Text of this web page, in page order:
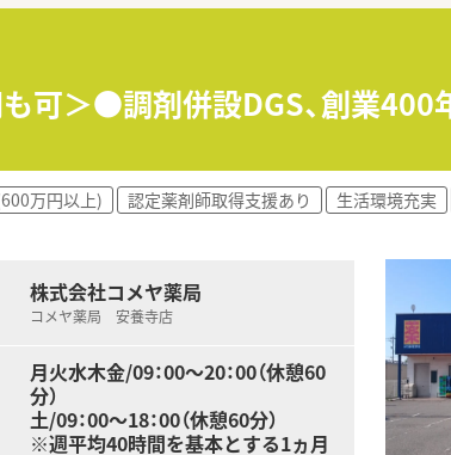
可＞●調剤併設DGS、創業400
万円以上) 認定薬剤師取得支援あり 生活環境充実
株式会社コメヤ薬局
コメヤ薬局 安養寺店
月火水木金/09：00～20：00（休憩60
分）
土/09：00～18：00（休憩60分）
※週平均40時間を基本とする1ヵ月